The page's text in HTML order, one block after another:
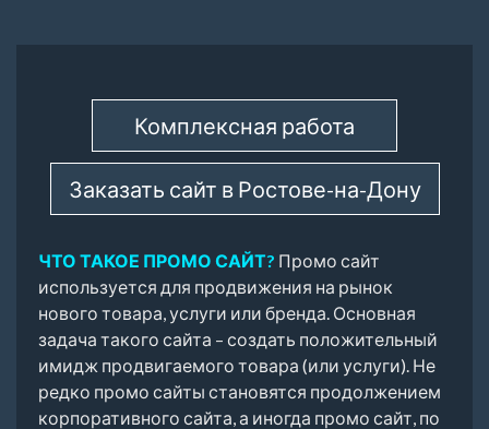
Комплексная работа
Заказать сайт в Ростове-на-Дону
ЧТО ТАКОЕ ПРОМО САЙТ? Промо сайт
используется для продвижения на рынок
нового товара, услуги или бренда. Основная
задача такого сайта – создать положительный
имидж продвигаемого товара (или услуги). Не
редко промо сайты становятся продолжением
корпоративного сайта, а иногда промо сайт, по